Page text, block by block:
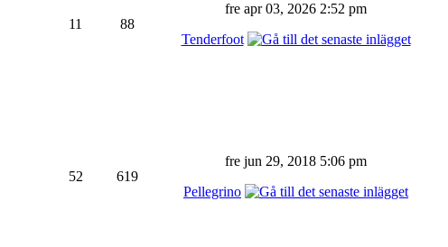
11 88
fre apr 03, 2026 2:52 pm
Tenderfoot
52 619
fre jun 29, 2018 5:06 pm
Pellegrino